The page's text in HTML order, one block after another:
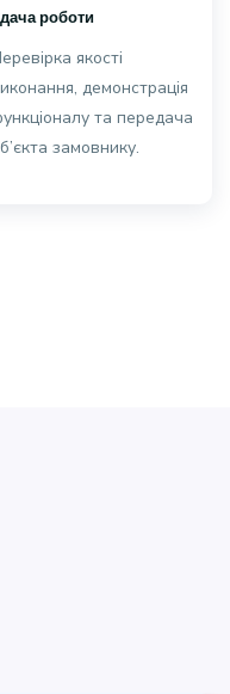
роботи
якості
демонстрація
та передача
замовнику.